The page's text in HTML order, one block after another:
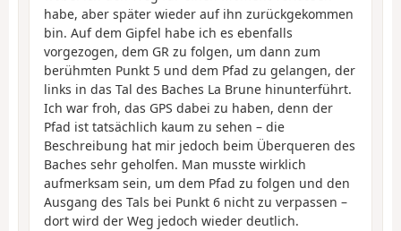
habe, aber später wieder auf ihn zurückgekommen
bin. Auf dem Gipfel habe ich es ebenfalls
vorgezogen, dem GR zu folgen, um dann zum
berühmten Punkt 5 und dem Pfad zu gelangen, der
links in das Tal des Baches La Brune hinunterführt.
Ich war froh, das GPS dabei zu haben, denn der
Pfad ist tatsächlich kaum zu sehen – die
Beschreibung hat mir jedoch beim Überqueren des
Baches sehr geholfen. Man musste wirklich
aufmerksam sein, um dem Pfad zu folgen und den
Ausgang des Tals bei Punkt 6 nicht zu verpassen –
dort wird der Weg jedoch wieder deutlich.